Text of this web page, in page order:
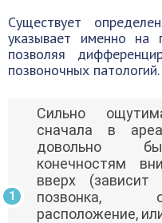
Существует
указывает именно на
позволяя
позвоночных патологий.
Сильно
сначала в
довольно
конечностям
вверх
позвонка,
расположение,